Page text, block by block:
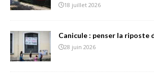
18 juillet 2026
Canicule : penser la riposte
28 juin 2026